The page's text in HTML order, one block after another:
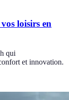
loisirs en
qui
et innovation.